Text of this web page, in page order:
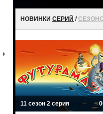
НОВИНКИ СЕРИЙ /
11 сезон 2 серия